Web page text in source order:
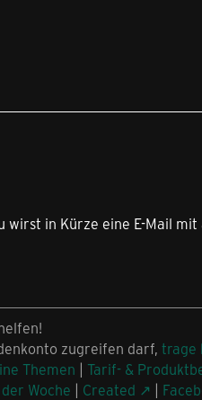
in Kürze eine E-Mail
zugreifen darf, trage
Themen | Tarif- &
Woche | Created |